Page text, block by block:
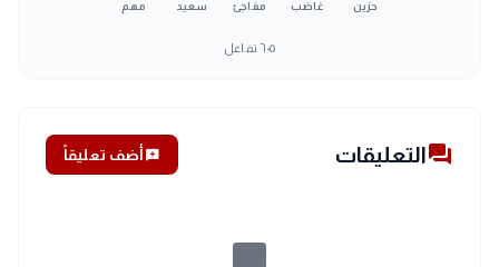
حزين غاضب مفاجئ سعيد مهم
٦٠٥ تفاعل
forumالتعليقات add_commentأضف تعليقاً